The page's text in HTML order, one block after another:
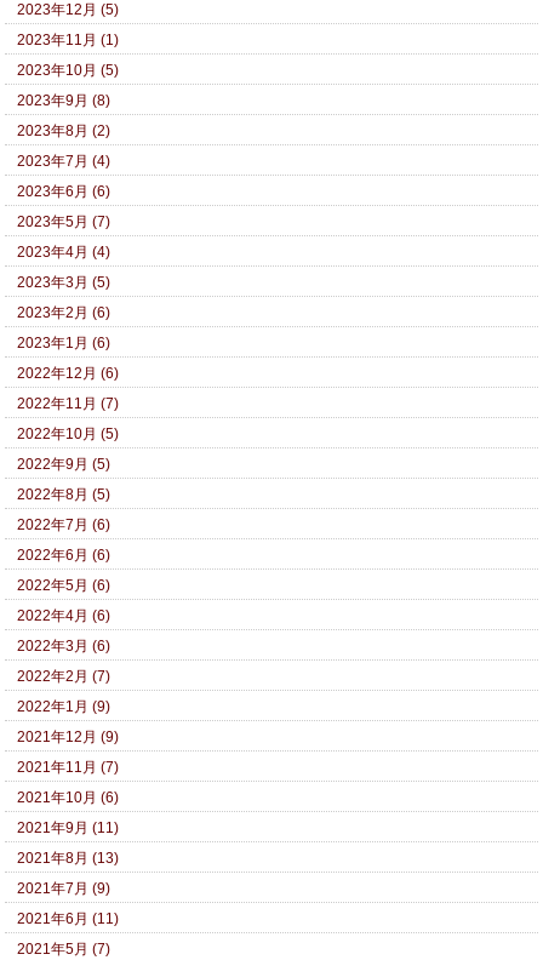
2023年12月 (5)
2023年11月 (1)
2023年10月 (5)
2023年9月 (8)
2023年8月 (2)
2023年7月 (4)
2023年6月 (6)
2023年5月 (7)
2023年4月 (4)
2023年3月 (5)
2023年2月 (6)
2023年1月 (6)
2022年12月 (6)
2022年11月 (7)
2022年10月 (5)
2022年9月 (5)
2022年8月 (5)
2022年7月 (6)
2022年6月 (6)
2022年5月 (6)
2022年4月 (6)
2022年3月 (6)
2022年2月 (7)
2022年1月 (9)
2021年12月 (9)
2021年11月 (7)
2021年10月 (6)
2021年9月 (11)
2021年8月 (13)
2021年7月 (9)
2021年6月 (11)
2021年5月 (7)